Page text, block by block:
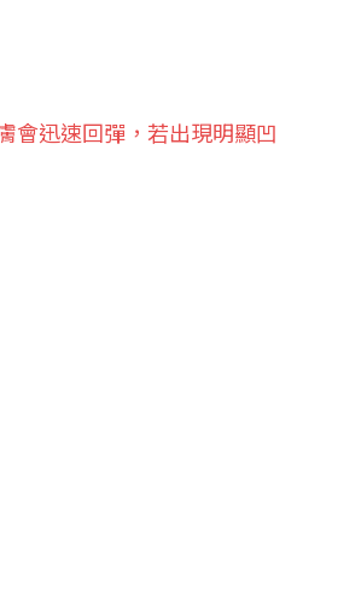
會迅速回彈，若出現明顯凹